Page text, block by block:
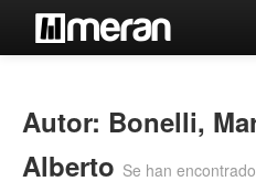
Búsqueda Avanzada
Autor: Bonelli,
Alberto Se han